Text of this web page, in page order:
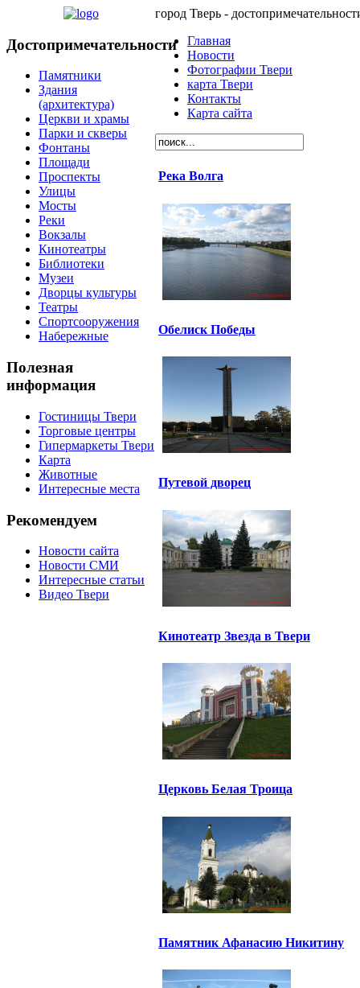
Достопримечательности
Памятники
Здания
(архитектура)
Церкви и храмы
Парки и скверы
Фонтаны
Площади
Проспекты
Улицы
Мосты
Реки
Вокзалы
Кинотеатры
Библиотеки
Музеи
Дворцы культуры
Театры
Спортсооружения
Набережные
Полезная
информация
Гостиницы Твери
Торговые центры
Гипермаркеты Твери
Карта
Животные
Интересные места
Рекомендуем
Новости сайта
Новости СМИ
Интересные статьи
Видео Твери
город Тверь -
Главная
Новости
Фотографии Твери
карта Твери
Контакты
Карта сайта
Река Волга
Обелиск Победы
Путевой дворец
Кинотеатр Звезда в Твери
Церковь Белая Троица
Памятник Афанасию Никитину